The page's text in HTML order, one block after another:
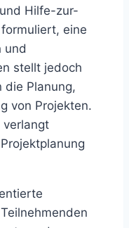
Hilfe-zur-
eine
und
stellt jedoch
die Planung,
von Projekten.
verlangt